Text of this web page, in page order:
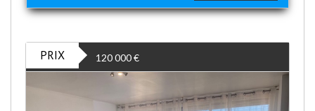
PRIX 120 000€